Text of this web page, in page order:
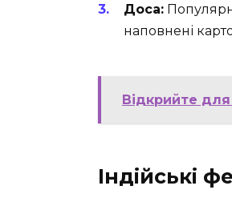
Доса:
наповнені
Відкрийте для
Індійські